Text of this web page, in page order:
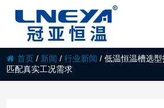
首页 / 新闻 /行业新闻 /低温恒温槽选
匹配真实工况需求